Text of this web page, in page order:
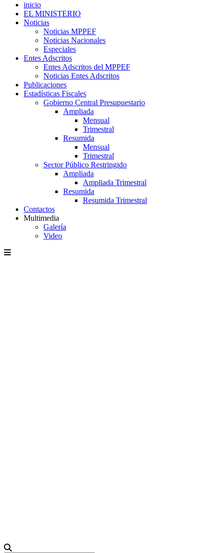
inicio
EL MINISTERIO
Noticias
Noticias MPPEF
Noticias Nacionales
Especiales
Entes Adscritos
Entes Adscritos del MPPEF
Noticias Entes Adscritos
Publicaciones
Estadísticas Fiscales
Gobierno Central Presupuestario
Ampliada
Mensual
Trimestral
Resumida
Mensual
Trimestral
Sector Público Restringido
Ampliada
Ampliada Trimestral
Resumida
Resumida Trimestral
Contactos
Multimedia
Galería
Video